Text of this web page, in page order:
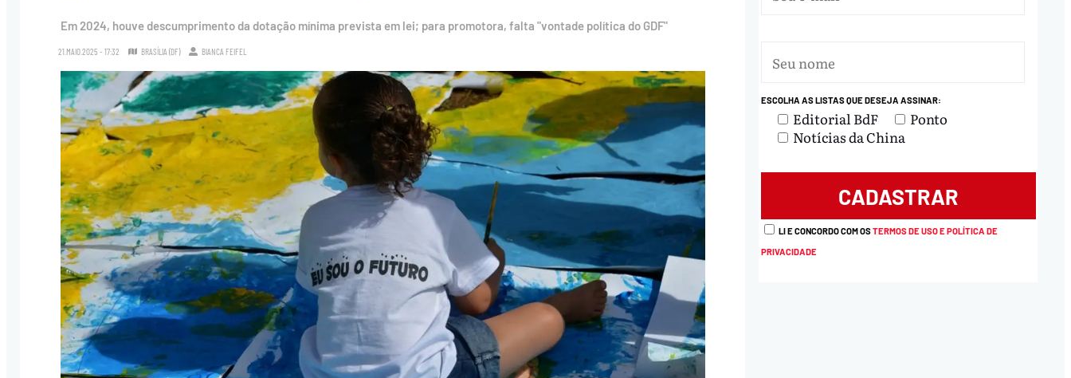
Em 2024, houve descumprimento da dotação mínima prevista em lei; para promotora, falta "vontade política do GDF"
21.MAIO.2025 - 17:32 BRASÍLIA (DF) BIANCA FEIFEL
ESCOLHA AS LISTAS QUE DESEJA ASSINAR:
Editorial BdF
Ponto
Notícias da China
LI E CONCORDO COM OSTERMOS DE USO E POLÍTICA DE
PRIVACIDADE